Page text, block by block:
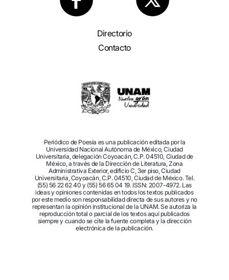
Directorio
Contacto
Periódico de Poesía es una publicación editada por la
Universidad Nacional Autónoma de México, Ciudad
Universitaria, delegación Coyoacán, C.P. 04510, Ciudad de
México, a través de la Dirección de Literatura, Zona
Administrativa Exterior, edificio C, 3er piso, Ciudad
Universitaria, Coyoacán, C.P. 04510, Ciudad de México. Tel.
(55) 56 22 62 40 y (55) 56 65 04 19. ISSN: 2007-4972. Las
ideas y opiniones contenidas en todos los textos publicados
por este medio son responsabilidad directa de sus autores y no
representan la opinión institucional de la UNAM. Se autoriza la
reproducción total o parcial de los textos aquí publicados
siempre y cuando se cite la fuente completa y la dirección
electrónica de la publicación.